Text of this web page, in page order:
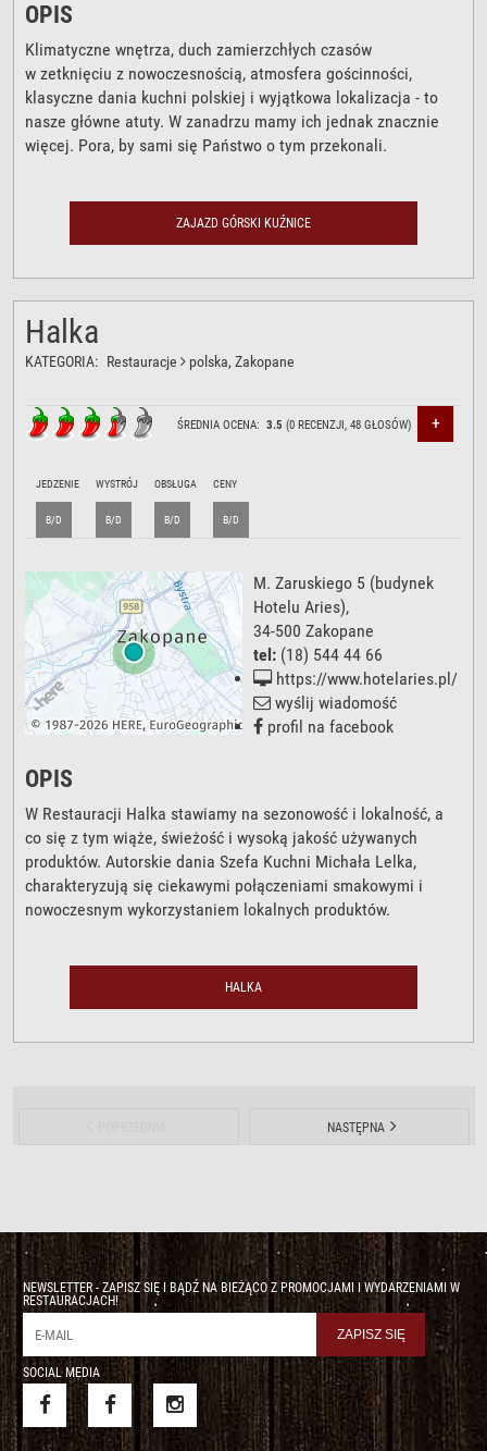
OPIS
Klimatyczne wnętrza, duch zamierzchłych czasów
w zetknięciu z nowoczesnością, atmosfera gościnności,
klasyczne dania kuchni polskiej i wyjątkowa lokalizacja - to
nasze główne atuty. W zanadrzu mamy ich jednak znacznie
więcej. Pora, by sami się Państwo o tym przekonali.
ZAJAZD GÓRSKI KUŹNICE
Halka
KATEGORIA: Restauracje polska, Zakopane
ŚREDNIA OCENA:3.5 (0 RECENZJI,48 GŁOSÓW) +
JEDZENIE
B/D
WYSTRÓJ
B/D
OBSŁUGA
B/D
CENY
B/D
M. Zaruskiego 5 (budynek
Hotelu Aries),
34-500 Zakopane
tel: (18) 544 44 66
https://www.hotelaries.pl/
wyślij wiadomość
profil na facebook
OPIS
W Restauracji Halka stawiamy na sezonowość i lokalność, a
co się z tym wiąże, świeżość i wysoką jakość używanych
produktów. Autorskie dania Szefa Kuchni Michała Lelka,
charakteryzują się ciekawymi połączeniami smakowymi i
nowoczesnym wykorzystaniem lokalnych produktów.
HALKA
NASTĘPNA
NEWSLETTER - ZAPISZ SIĘ I BĄDŹ NA BIEŻĄCO Z PROMOCJAMI I WYDARZENIAMI W
RESTAURACJACH!
SOCIAL MEDIA